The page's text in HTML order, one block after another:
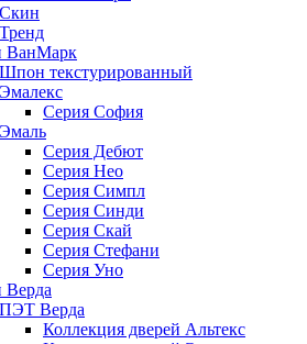
Скин
Тренд
ВанМарк
Шпон текстурированный
Эмалекс
Серия София
Эмаль
Серия Дебют
Серия Нео
Серия Симпл
Серия Синди
Серия Скай
Серия Стефани
Серия Уно
Верда
ПЭТ Верда
Коллекция дверей Альтекс